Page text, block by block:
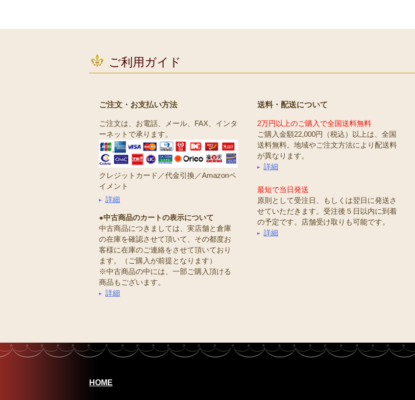
ご利用ガイド
ご注文・お支払い方法
ご注文は、お電話、メール、FAX、インタ
ーネットで承ります。
クレジットカード／代金引換／Amazonペ
イメント
詳細
●中古商品のカートの表示について
中古商品につきましては、実店舗と倉庫
の在庫を確認させて頂いて、その都度お
客様に在庫のご連絡をさせて頂いており
ます。（ご購入が前提となります）
※中古商品の中には、一部ご購入頂ける
商品もございます。
詳細
送料・配送について
2万円以上のご購入で全国送料無料
ご購入金額22,000円（税込）以上は、全国
送料無料。地域やご注文方法により配送料
が異なります。
詳細
最短で当日発送
原則として受注日、もしくは翌日に発送さ
せていただきます。受注後５日以内に到着
の予定です。店舗受け取りも可能です。
詳細
HOME